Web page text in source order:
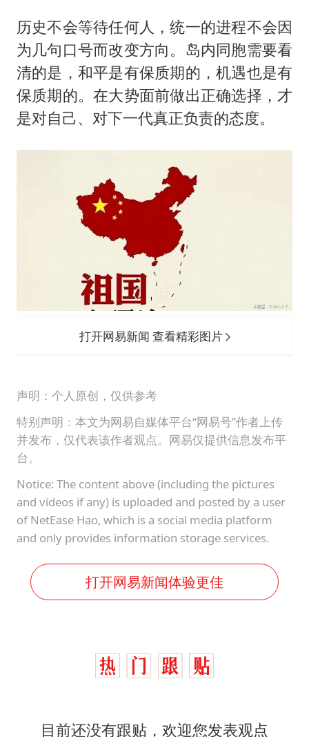
历史不会等待任何人，统一的进程不会因
为几句口号而改变方向。岛内同胞需要看
清的是，和平是有保质期的，机遇也是有
保质期的。在大势面前做出正确选择，才
是对自己、对下一代真正负责的态度。
打开网易新闻 查看精彩图片
声明：个人原创，仅供参考
特别声明：本文为网易自媒体平台“网易号”作者上传
并发布，仅代表该作者观点。网易仅提供信息发布平
台。
Notice: The content above (including the pictures
and videos if any) is uploaded and posted by a user
of NetEase Hao, which is a social media platform
and only provides information storage services.
打开网易新闻体验更佳
目前还没有跟贴，欢迎您发表观点